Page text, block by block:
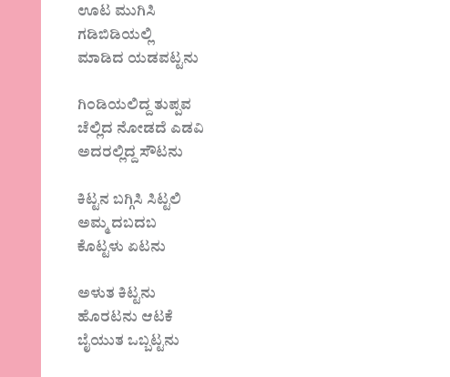
ಊಟ ಮುಗಿಸಿ
ಗಡಿಬಿಡಿಯಲ್ಲಿ
ಮಾಡಿದ ಯಡವಟ್ಟನು
ಗಿಂಡಿಯಲಿದ್ದ ತುಪ್ಪವ
ಚೆಲ್ಲಿದ ನೋಡದೆ ಎಡವಿ
ಅದರಲ್ಲಿದ್ದ ಸೌಟನು
ಕಿಟ್ಟನ ಬಗ್ಗಿಸಿ ಸಿಟ್ಟಲಿ
ಅಮ್ಮ ದಬದಬ
ಕೊಟ್ಟಳು ಏಟನು
ಅಳುತ ಕಿಟ್ಟನು
ಹೊರಟನು ಆಟಕೆ
ಬೈಯುತ ಒಬ್ಬಟ್ಟನು